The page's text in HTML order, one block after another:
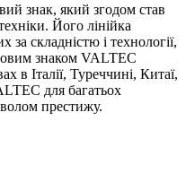
знак, який згодом став
Його лінійка
за складністю і технології,
знаком VALTEC
в Італії, Туреччині, Китаї,
для багатьох
престижу.